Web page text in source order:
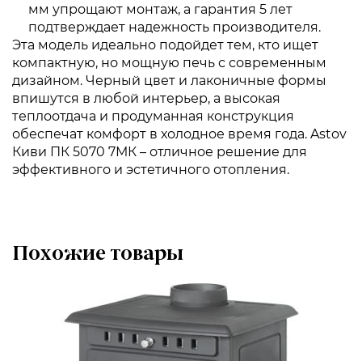
мм упрощают монтаж, а гарантия 5 лет
подтверждает надежность производителя.
Эта модель идеально подойдет тем, кто ищет
компактную, но мощную печь с современным
дизайном. Черный цвет и лаконичные формы
впишутся в любой интерьер, а высокая
теплоотдача и продуманная конструкция
обеспечат комфорт в холодное время года. Astov
Киви ПК 5070 7МК – отличное решение для
эффективного и эстетичного отопления.
Похожие товары